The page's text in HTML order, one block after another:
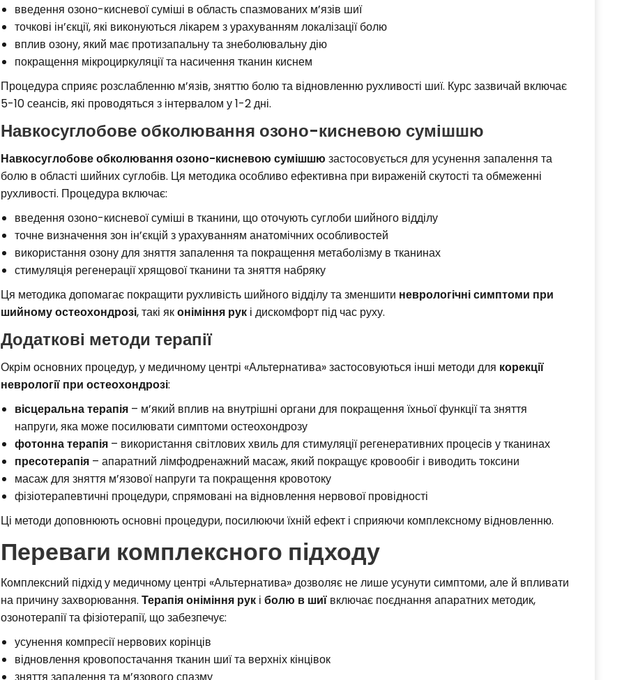
введення озоно-кисневої суміші в область спазмованих м’язів шиї
точкові ін’єкції, які виконуються лікарем з урахуванням локалізації болю
вплив озону, який має протизапальну та знеболювальну дію
покращення мікроциркуляції та насичення тканин киснем
Процедура сприяє розслабленню м’язів, зняттю болю та відновленню рухливості шиї. Курс зазвичай включає
5-10 сеансів, які проводяться з інтервалом у 1-2 дні.
Навкосуглобове обколювання озоно-кисневою сумішшю
Навкосуглобове обколювання озоно-кисневою сумішшю застосовується для усунення запалення та
болю в області шийних суглобів. Ця методика особливо ефективна при вираженій скутості та обмеженні
рухливості. Процедура включає:
введення озоно-кисневої суміші в тканини, що оточують суглоби шийного відділу
точне визначення зон ін’єкцій з урахуванням анатомічних особливостей
використання озону для зняття запалення та покращення метаболізму в тканинах
стимуляція регенерації хрящової тканини та зняття набряку
Ця методика допомагає покращити рухливість шийного відділу та зменшити неврологічні симптоми при
шийному остеохондрозі, такі яконіміння рукі дискомфорт під час руху.
Додаткові методи терапії
Окрім основних процедур, у медичному центрі «Альтернатива» застосовуються інші методи для корекції
неврології при остеохондрозі:
вісцеральна терапія– м’який вплив на внутрішні органи для покращення їхньої функції та зняття
напруги, яка може посилювати симптоми остеохондрозу
фотонна терапія– використання світлових хвиль для стимуляції регенеративних процесів у тканинах
пресотерапія– апаратний лімфодренажний масаж, який покращує кровообіг і виводить токсини
масаж для зняття м’язової напруги та покращення кровотоку
фізіотерапевтичні процедури, спрямовані на відновлення нервової провідності
Ці методи доповнюють основні процедури, посилюючи їхній ефект і сприяючи комплексному відновленню.
Переваги комплексного підходу
Комплексний підхід у медичному центрі «Альтернатива» дозволяє не лише усунути симптоми, але й впливати
на причину захворювання. Терапія оніміння рукі болю в шиївключає поєднання апаратних методик,
озонотерапії та фізіотерапії, що забезпечує:
усунення компресії нервових корінців
відновлення кровопостачання тканин шиї та верхніх кінцівок
зняття запалення та м’язового спазму